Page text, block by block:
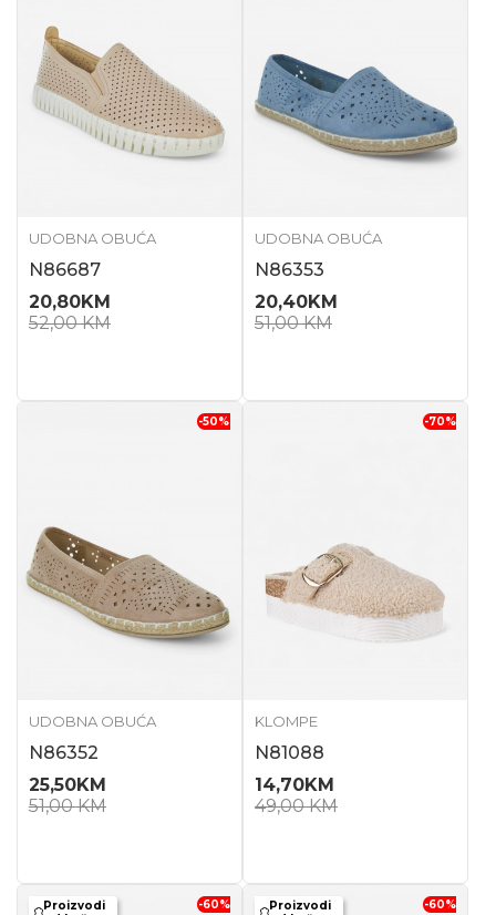
UDOBNA OBUĆA
N86687
20,80KM
52,00KM
UDOBNA OBUĆA
N86353
20,40KM
51,00KM
-50%
UDOBNA OBUĆA
N86352
25,50KM
51,00KM
-70%
KLOMPE
N81088
14,70KM
49,00KM
Proizvodi
-60%
Proizvodi
-60%